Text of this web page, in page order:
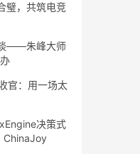
璧，共筑电竞
——朱峰大师
官：用一场太
决策式
ChinaJoy